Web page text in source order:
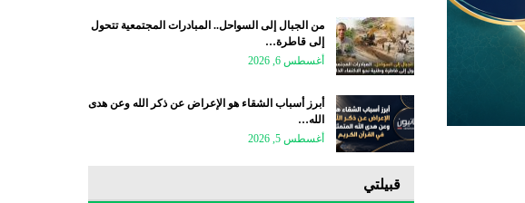
من الجبال إلى السواحل.. المبادرات المجتمعية تتحول
إلى قاطرة…
أغسطس 6, 2026
أبرز أسباب الشقاء هو الإعراض عن ذكر الله وعن هدى
الله…
أغسطس 5, 2026
قبيلتي